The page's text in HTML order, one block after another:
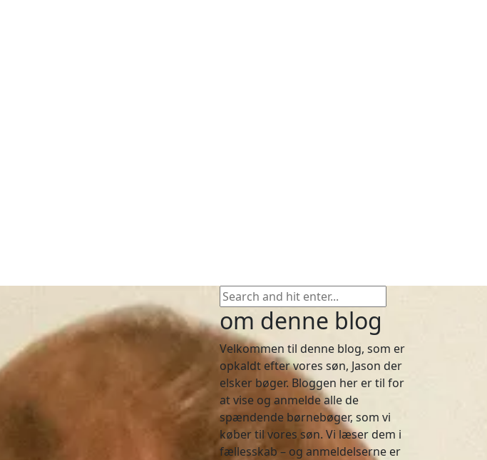
om denne blog
Velkommen til denne blog, som er
opkaldt efter vores søn, Jason der
elsker bøger. Bloggen her er til for
at vise og anmelde alle de
spændende børnebøger, som vi
køber til vores søn. Vi læser dem i
fællesskab – og anmeldelserne er